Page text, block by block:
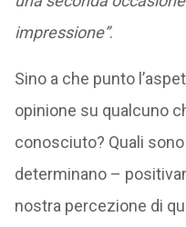
impressione”.
Sino a che punto
opinione su qualcuno
conosciuto? Quali
determinano –
nostra percezione di